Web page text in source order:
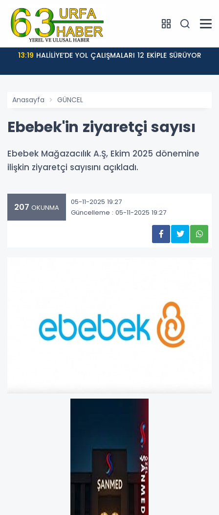
13:19 HALİLİYE’DE YOL ÇALIŞMALARI 12 EKİPLE SÜRÜYOR
Anasayfa GÜNCEL
Ebebek'in ziyaretçi sayısı
Ebebek Mağazacılık A.Ş, Ekim 2025 dönemine
ilişkin ziyaretçi sayısını açıkladı.
207 OKUNMA
05-11-2025 19:27
Güncelleme : 05-11-2025 19:27